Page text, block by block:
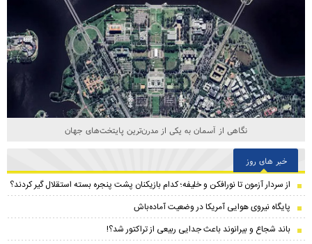
نگاهی از آسمان به یکی از مدرن‌ترین پایتخت‌های جهان
خبر های روز
از سردار آزمون تا نورافکن و خلیفه؛ کدام بازیکنان پشت پنجره بسته استقلال گیر کردند؟
پایگاه نیروی هوایی آمریکا در وضعیت آماده‌باش
باند شجاع و بیرانوند باعث جدایی ربیعی از تراکتور شد؟!